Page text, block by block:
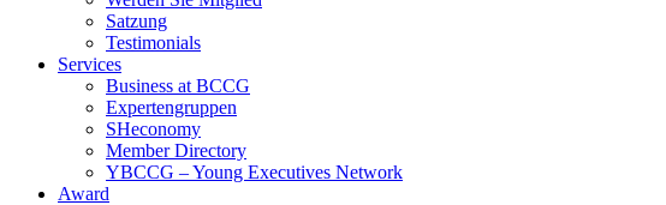
Satzung
Testimonials
Services
Business at BCCG
Expertengruppen
SHeconomy
Member Directory
YBCCG – Young Executives Network
Award